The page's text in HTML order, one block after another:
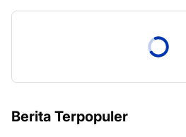
Berita Terpopuler